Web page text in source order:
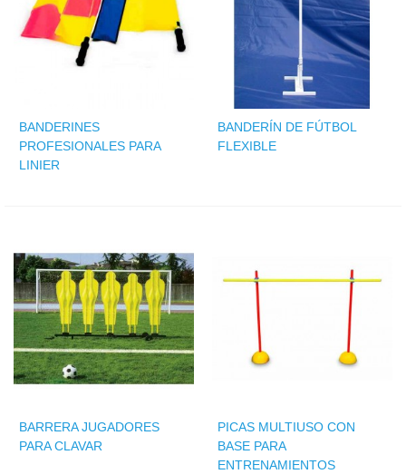
BANDERINES
PROFESIONALES PARA
LINIER
BANDERÍN DE FÚTBOL
FLEXIBLE
BARRERA JUGADORES
PARA CLAVAR
PICAS MULTIUSO CON
BASE PARA
ENTRENAMIENTOS